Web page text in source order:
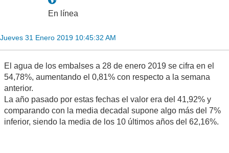
En línea
Jueves 31 Enero 2019 10:45:32 AM
El agua de los embalses a 28 de enero 2019 se cifra en el
54,78%, aumentando el 0,81% con respecto a la semana
anterior.
La año pasado por estas fechas el valor era del 41,92% y
comparando con la media decadal supone algo más del 7%
inferior, siendo la media de los 10 últimos años del 62,16%.